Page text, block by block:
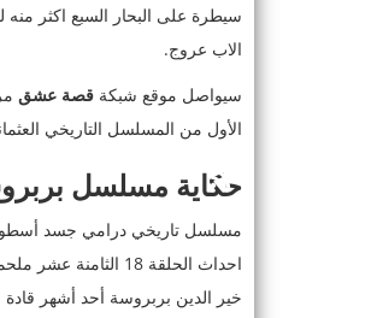
سيطرة على البحار السبع اكثر منه
الاب عروج.
سيواصل موقع شبكة قصة عشق
الأول من المسلسل التاريخي
حكاية مسلسل بربروس الحلقة
مسلسل تاريخي درامي جسد أسطورة
احداث الحلقة 18
خير الدين بربروسة أحد أشهر